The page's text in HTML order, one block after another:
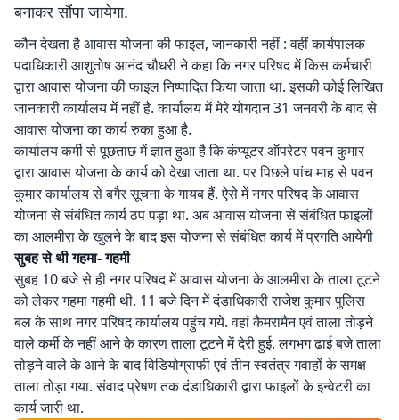
बनाकर सौंपा जायेगा.
कौन देखता है आवास योजना की फाइल, जानकारी नहीं : वहीं कार्यपालक
पदाधिकारी आशुतोष आनंद चौधरी ने कहा कि नगर परिषद में किस कर्मचारी
द्वारा आवास योजना की फाइल निष्पादित किया जाता था. इसकी कोई लिखित
जानकारी कार्यालय में नहीं है. कार्यालय में मेरे योगदान 31 जनवरी के बाद से
आवास योजना का कार्य रुका हुआ है.
कार्यालय कर्मी से पूछताछ में ज्ञात हुआ है कि कंप्यूटर ऑपरेटर पवन कुमार
द्वारा आवास योजना के कार्य को देखा जाता था. पर पिछले पांच माह से पवन
कुमार कार्यालय से बगैर सूचना के गायब हैं. ऐसे में नगर परिषद के आवास
योजना से संबंधित कार्य ठप पड़ा था. अब आवास योजना से संबंधित फाइलों
का आलमीरा के खुलने के बाद इस योजना से संबंधित कार्य में प्रगति आयेगी
सुबह से थी गहमा- गहमी
सुबह 10 बजे से ही नगर परिषद में आवास योजना के आलमीरा के ताला टूटने
को लेकर गहमा गहमी थी. 11 बजे दिन में दंडाधिकारी राजेश कुमार पुलिस
बल के साथ नगर परिषद कार्यालय पहुंच गये. वहां कैमरामैन एवं ताला तोड़ने
वाले कर्मी के नहीं आने के कारण ताला टूटने में देरी हुई. लगभग ढाई बजे ताला
तोड़ने वाले के आने के बाद विडियोग्राफी एवं तीन स्वतंत्र गवाहों के समक्ष
ताला तोड़ा गया. संवाद प्रेषण तक दंडाधिकारी द्वारा फाइलों के इन्वेटरी का
कार्य जारी था.